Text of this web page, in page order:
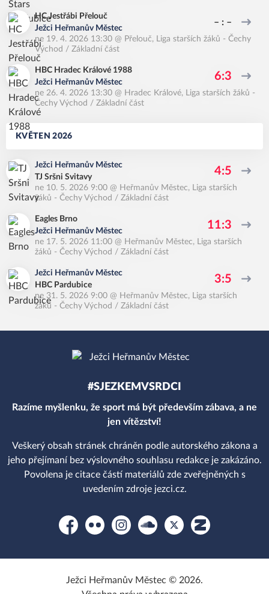
HC Jestřábi Přelouč
Ježci Heřmanův Městec
– : –
ne 19. 4. 2026 13:30 @ Přelouč, Liga starších žáků - Čechy
Východ / Základní část
HBC Hradec Králové 1988
Ježci Heřmanův Městec
6:3
ne 26. 4. 2026 13:30 @ Hradec Králové, Liga starších žáků -
Čechy Východ / Základní část
KVĚTEN 2026
Ježci Heřmanův Městec
TJ Sršni Svitavy
4:5
ne 10. 5. 2026 9:00 @ Heřmanův Městec, Liga starších
žáků - Čechy Východ / Základní část
Eagles Brno
Ježci Heřmanův Městec
11:3
ne 17. 5. 2026 11:00 @ Heřmanův Městec, Liga starších
žáků - Čechy Východ / Základní část
Ježci Heřmanův Městec
HBC Pardubice
3:5
ne 31. 5. 2026 9:00 @ Heřmanův Městec, Liga starších
žáků - Čechy Východ / Základní část
#SJEZKEMVSRDCI
Razíme myšlenku, že sport má být především zábava, a ne
jen vítězství!
Veškerý obsah stránek chráněn podle autorského zákona a
jeho přejímaní bez výslovného souhlasu redakce je zakázáno.
Povolena je citace částí materiálů zde zveřejněných s
uvedením zdroje jezci.cz.
FacebookFlickr InstagramSoundcloudPlatform XZonerama
Ježci Heřmanův Městec © 2026.